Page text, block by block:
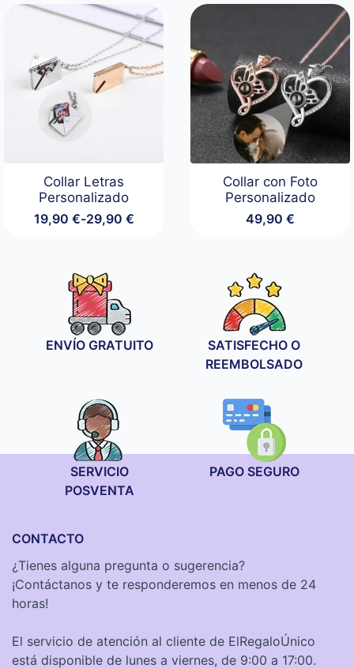
Collar Letras
Personalizado
19,90 €-29,90 €
Rango
desde
19,90 €
hasta
29,90 €
Collar con Foto
Personalizado
49,90 €
ENVÍO GRATUITO
SATISFECHO O
REEMBOLSADO
SERVICIO
POSVENTA
PAGO SEGURO
CONTACTO
¿Tienes alguna pregunta o sugerencia?
¡Contáctanos y te responderemos en menos de 24
horas!
El servicio de atención al cliente de ElRegaloÚnico
está disponible de lunes a viernes, de 9:00 a 17:00.